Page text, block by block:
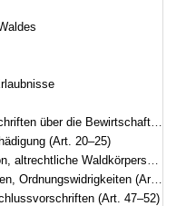
des Staats- und Körperschaftswaldes (Art. 18–19)
(Art. 20–25)
Forstschutz (Art. 26–36)
(Art. 37–46)
(Art. 47–52)